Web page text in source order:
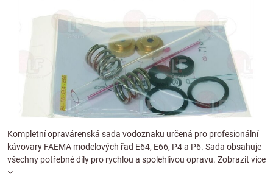
Kompletní opravárenská sada vodoznaku určená pro profesionální
kávovary FAEMA modelových řad E64, E66, P4 a P6. Sada obsahuje
všechny potřebné díly pro rychlou a spolehlivou opravu. Zobrazit více